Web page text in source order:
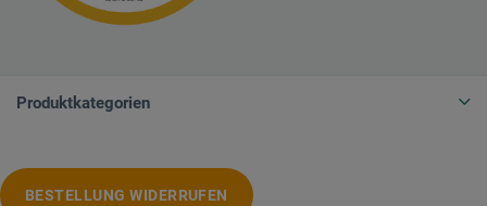
Produktkategorien
BESTELLUNG WIDERRUFEN